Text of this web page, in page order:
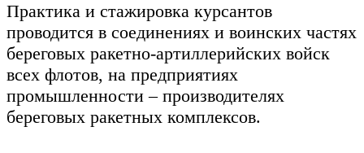
Практика и стажировка курсантов
проводится в соединениях и воинских частях
береговых ракетно-артиллерийских войск
всех флотов, на предприятиях
промышленности – производителях
береговых ракетных комплексов.